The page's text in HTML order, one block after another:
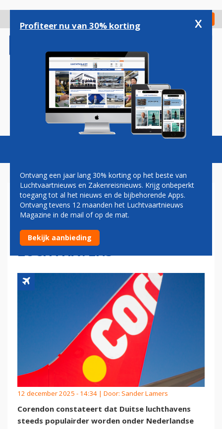
gaan
Check in
Magazine Podcasts Vacatures
CORENDON ZIET STERKE
GROEI NEDERLANDSE
REIZIGERS VANAF DUITSE
LUCHTHAVENS
12 december 2025 - 14:34 | Door: Sander Lamers
Corendon constateert dat Duitse luchthavens
steeds populairder worden onder Nederlandse
Profiteer nu van 30% korting x
Ontvang een jaar lang 30% korting op het beste van
Luchtvaartnieuws en Zakenreisnieuws. Krijg onbeperkt
toegang tot al het nieuws en de bijbehorende Apps.
Ontvang tevens 12 maanden het Luchtvaartnieuws
Magazine in de mail of op de mat.
Bekijk aanbieding